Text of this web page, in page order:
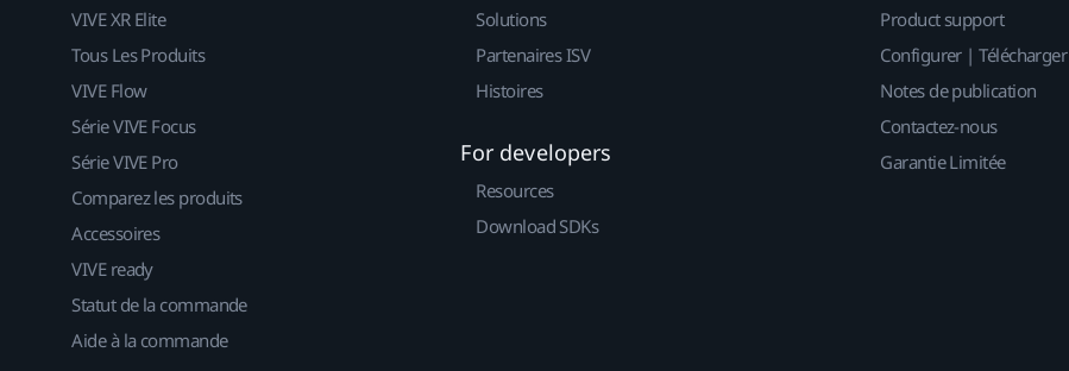
VIVE XR Elite
Tous Les Produits
VIVE Flow
Série VIVE Focus
Série VIVE Pro
Comparez les produits
Accessoires
VIVE ready
Statut de la commande
Aide à la commande
Solutions
Partenaires ISV
Histoires
For developers
Resources
Download SDKs
Product support
Configurer | Télécharger
Notes de publication
Contactez-nous
Garantie Limitée